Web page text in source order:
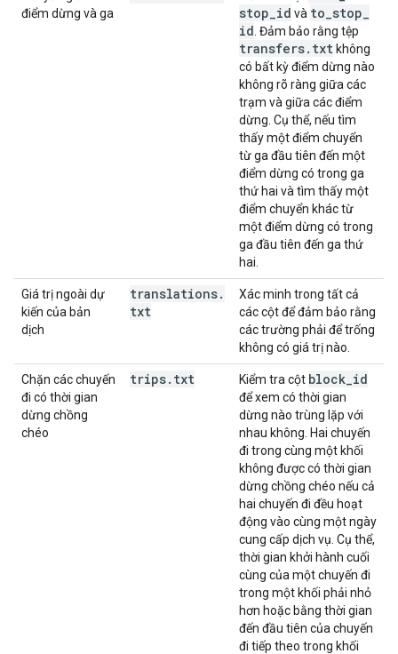
điểm dừng và ga
stop id và to stop
id . Đảm bảo rằng tệp
transfers. txt không
có bất kỳ điểm dừng nào
không rõ ràng giữa các
trạm và giữa các điểm
dừng. Cụ thể, nếu tìm
thấy một điểm chuyển
từ ga đầu tiên đến một
điểm dừng có trong ga
thứ hai và tìm thấy một
điểm chuyển khác từ
một điểm dừng có trong
ga đầu tiên đến ga thứ
hai.
Giá trị ngoài dự
kiến của bản
dịch
translations.
txt
Xác minh trong tất cả
các cột để đảm bảo rằng
các trường phải để trống
không có giá trị nào.
Chặn các chuyến
đi có thời gian
dừng chồng
chéo
trips. txt Kiểm tra cột block id
để xem có thời gian
dừng nào trùng lặp với
nhau không. Hai chuyến
đi trong cùng một khối
không được có thời gian
dừng chồng chéo nếu cả
hai chuyến đi đều hoạt
động vào cùng một ngày
cung cấp dịch vụ. Cụ thể,
thời gian khởi hành cuối
cùng của một chuyến đi
trong một khối phải nhỏ
hơn hoặc bằng thời gian
đến đầu tiên của chuyến
đi tiếp theo trong khối